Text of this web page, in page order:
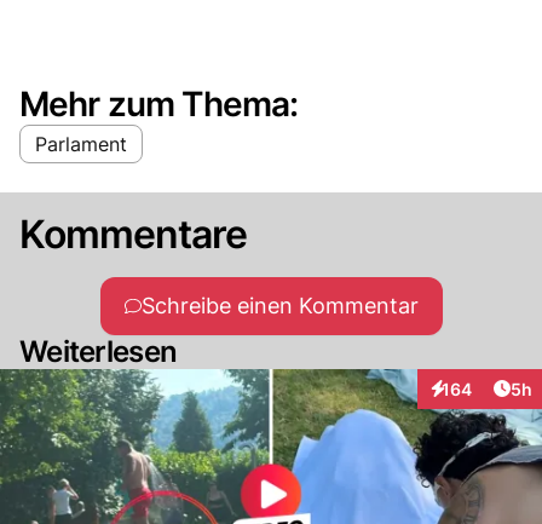
Mehr zum Thema:
Parlament
Kommentare
Schreibe einen Kommentar
Weiterlesen
164
Interaktionen
5h